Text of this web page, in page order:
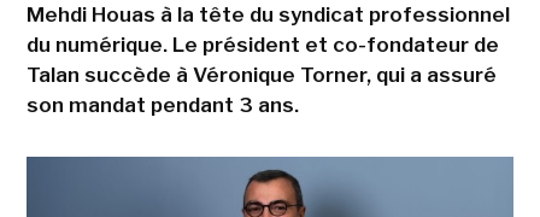
Mehdi Houas à la tête du syndicat professionnel
du numérique. Le président et co-fondateur de
Talan succède à Véronique Torner, qui a assuré
son mandat pendant 3 ans.